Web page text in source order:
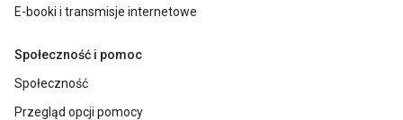
E-booki i transmisje internetowe
Społeczność i pomoc
Społeczność
Przegląd opcji pomocy